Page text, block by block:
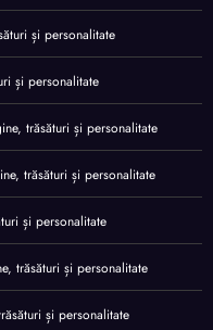
și personalitate
și personalitate
trăsături și personalitate
trăsături și personalitate
și personalitate
trăsături și personalitate
și personalitate